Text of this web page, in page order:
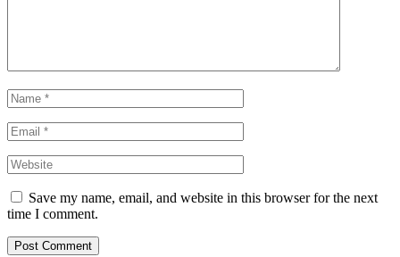
Save my name, email, and website in this browser for the next
time I comment.